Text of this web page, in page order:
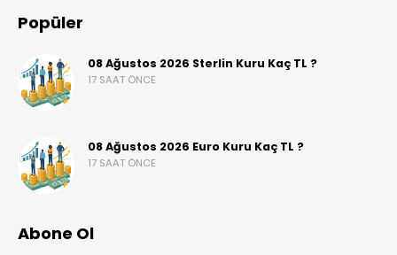
Popüler
08 Ağustos 2026 Sterlin Kuru Kaç TL ?
17 SAAT ÖNCE
08 Ağustos 2026 Euro Kuru Kaç TL ?
17 SAAT ÖNCE
Abone Ol